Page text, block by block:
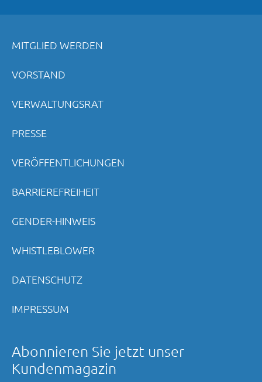
MITGLIED WERDEN
VORSTAND
VERWALTUNGSRAT
PRESSE
VERÖFFENTLICHUNGEN
BARRIEREFREIHEIT
GENDER-HINWEIS
WHISTLEBLOWER
DATENSCHUTZ
IMPRESSUM
Abonnieren Sie jetzt unser
Kundenmagazin